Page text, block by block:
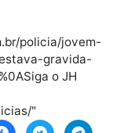
policia/
estava-